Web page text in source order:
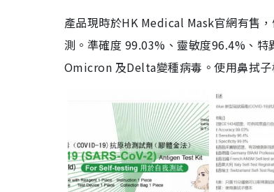
產品現時於HK Medical Mask官網有售
測。準確度 99.03%、靈敏度96.4%、
Omicron 及Delta變種病毒。使用鼻拭子